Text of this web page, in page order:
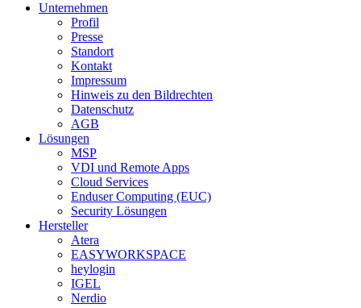
Unternehmen
Profil
Presse
Standort
Kontakt
Impressum
Hinweis zu den Bildrechten
Datenschutz
AGB
Lösungen
MSP
VDI und Remote Apps
Cloud Services
Enduser Computing (EUC)
Security Lösungen
Hersteller
Atera
EASYWORKSPACE
heylogin
IGEL
Nerdio